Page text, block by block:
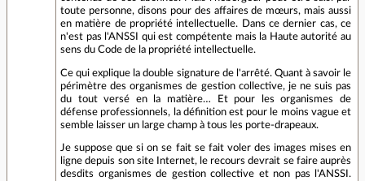
toute personne, disons pour des affaires de mœurs, mais aussi
en matière de propriété intellectuelle. Dans ce dernier cas, ce
n'est pas l'ANSSI qui est compétente mais la Haute autorité au
sens du Code de la propriété intellectuelle.
Ce qui explique la double signature de l'arrêté. Quant à savoir le
périmètre des organismes de gestion collective, je ne suis pas
du tout versé en la matière… Et pour les organismes de
défense professionnels, la définition est pour le moins vague et
semble laisser un large champ à tous les porte-drapeaux.
Je suppose que si on se fait se fait voler des images mises en
ligne depuis son site Internet, le recours devrait se faire auprès
desdits organismes de gestion collective et non pas l'ANSSI.